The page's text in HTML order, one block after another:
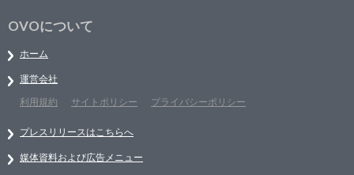
OVOについて
ホーム
運営会社
利用規約
サイトポリシー プライバシーポリシー
プレスリリースはこちらへ
媒体資料および広告メニュー